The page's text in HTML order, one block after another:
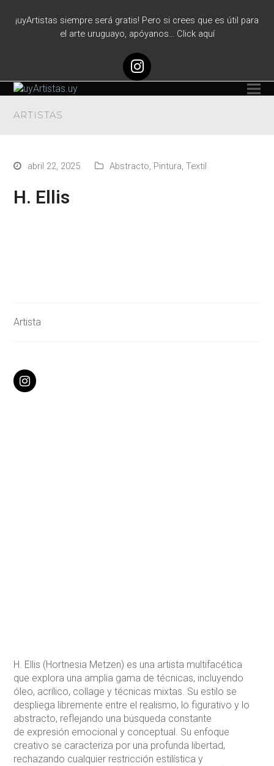
¡uyArtistas siempre será gratis! Pero si crees que es útil para
el arte uruguayo, apóyanos… Click aquí
Instagram
ARTISTAS
abril 22, 2025 Abstracto, Pintura,Textil
H. Ellis
Artista
Instagram
H. Ellis (Hortnesia Metzen) es una artista multifacética
que explora una amplia gama de técnicas, incluyendo
óleo, acrílico, collage y técnicas mixtas. Su estilo se
despliega libremente entre el realismo, lo figurativo y lo
abstracto, reflejando una búsqueda constante
de expresión emocional y conceptual. Su enfoque
creativo se caracteriza por una profunda libertad,
rechazando cualquier restricción estilística y